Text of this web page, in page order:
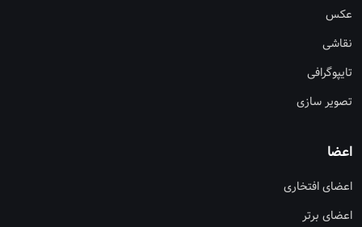
عکس
نقاشی
تایپوگرافی
تصویر سازی
اعضا
اعضای افتخاری
اعضای برتر